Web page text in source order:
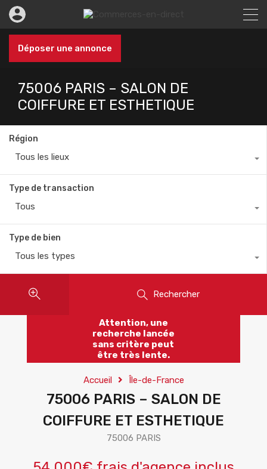
Déposer une annonce
75006 PARIS – SALON DE
COIFFURE ET ESTHETIQUE
Région
Tous les lieux
Type de transaction
Tous
Type de bien
Tous les types
Rechercher
Attention, une
recherche lancée
sans critère peut
être très lente.
Accueil Île-de-France
75006 PARIS – SALON DE
COIFFURE ET ESTHETIQUE
75006 PARIS